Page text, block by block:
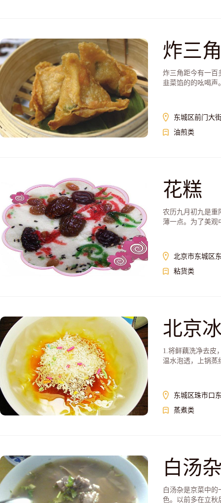
炸三
炸三角距今有一百
韭菜馅的的吆喝声
东城区前门大
油煎类
花糕
农历九月初九是重
薄一点。为了美观
北京市东城区
粘货类
北京
1.将鲜藕洗净去皮
温水泡透，上锅蒸
东城区珠市口
蒸煮类
白汤
白汤杂是京菜中
色。以前多在立秋